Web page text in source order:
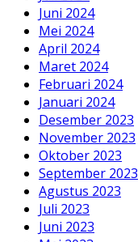
Juni 2024
Mei 2024
April 2024
Maret 2024
Februari 2024
Januari 2024
Desember 2023
November 2023
Oktober 2023
September 2023
Agustus 2023
Juli 2023
Juni 2023